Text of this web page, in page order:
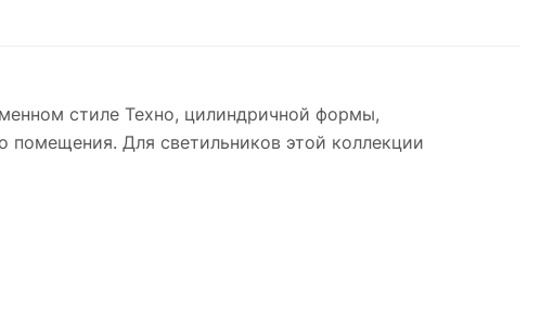
стиле Техно, цилиндричной формы,
помещения. Для светильников этой коллекции